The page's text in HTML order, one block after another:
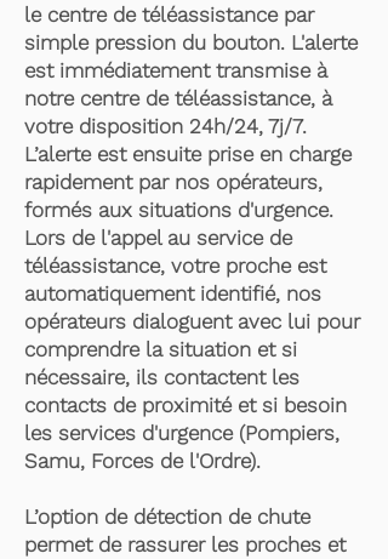
le centre de téléassistance par
simple pression du bouton. L'alerte
est immédiatement transmise à
notre centre de téléassistance, à
votre disposition 24h/24, 7j/7.
L’alerte est ensuite prise en charge
rapidement par nos opérateurs,
formés aux situations d'urgence.
Lors de l'appel au service de
téléassistance, votre proche est
automatiquement identifié, nos
opérateurs dialoguent avec lui pour
comprendre la situation et si
nécessaire, ils contactent les
contacts de proximité et si besoin
les services d'urgence (Pompiers,
Samu, Forces de l'Ordre).
L’option de détection de chute
permet de rassurer les proches et